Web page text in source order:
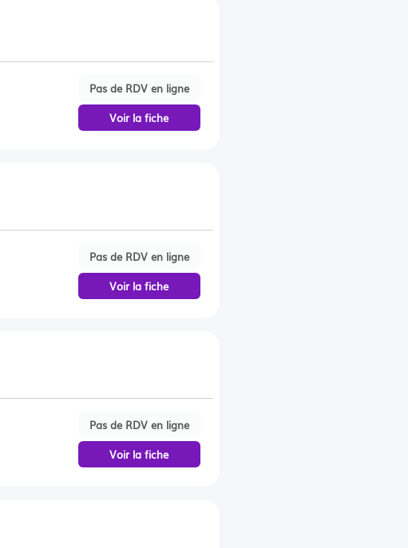
Pas de RDV en ligne
Voir la fiche
Pas de RDV en ligne
Voir la fiche
Pas de RDV en ligne
Voir la fiche